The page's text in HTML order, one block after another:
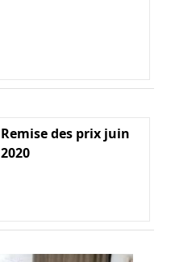
Remise des prix juin
2020